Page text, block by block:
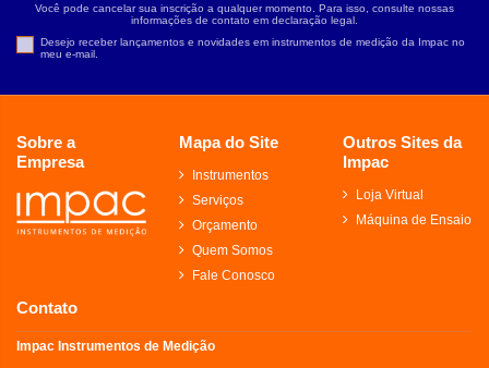
Você pode cancelar sua inscrição a qualquer momento. Para isso, consulte nossas
informações de contato em declaração legal.
Desejo receber lançamentos e novidades em instrumentos de medição da Impac no
meu e-mail.
Sobre a
Empresa
Mapa do Site
Instrumentos
Serviços
Orçamento
Quem Somos
Fale Conosco
Outros Sites da
Impac
Loja Virtual
Máquina de Ensaio
Contato
Impac Instrumentos de Medição